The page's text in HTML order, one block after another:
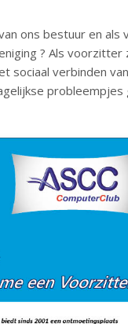
ons bestuur en
? Als
sociaal verbinden